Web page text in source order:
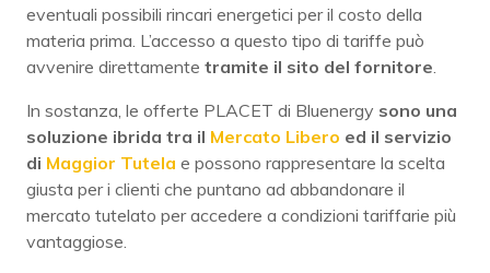
eventuali possibili rincari energetici per il costo della
materia prima. L’accesso a questo tipo di tariffe può
avvenire direttamente tramite il sito del fornitore.
In sostanza, le offerte PLACET di Bluenergy sono una
soluzione ibrida tra il Mercato Libero ed il servizio
di Maggior Tutela e possono rappresentare la scelta
giusta per i clienti che puntano ad abbandonare il
mercato tutelato per accedere a condizioni tariffarie più
vantaggiose.